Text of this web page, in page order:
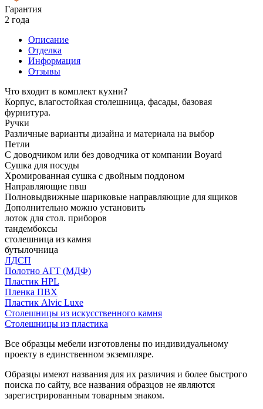
Гарантия
2 года
Описание
Отделка
Информация
Отзывы
Что входит в комплект кухни?
Корпус, влагостойкая столешница, фасады, базовая
фурнитура.
Ручки
Различные варианты дизайна и материала на выбор
Петли
С доводчиком или без доводчика от компании Boyard
Сушка для посуды
Хромированная сушка с двойным поддоном
Направляющие пвш
Полновыдвижные шариковые направляющие для ящиков
Дополнительно можно установить
лоток для стол. приборов
тандембоксы
столешница из камня
бутылочница
ЛДСП
Полотно АГТ (МДФ)
Пластик HPL
Пленка ПВХ
Пластик Alvic Luxe
Столешницы из искусственного камня
Столешницы из пластика
Все образцы мебели изготовлены по индивидуальному
проекту в единственном экземпляре.
Образцы имеют названия для их различия и более быстрого
поиска по сайту, все названия образцов не являются
зарегистрированным товарным знаком.